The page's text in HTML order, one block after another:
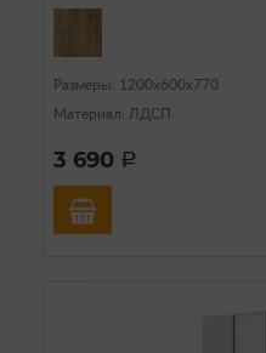
Размеры: 1200х600х770
Материал: ЛДСП
3 690 a